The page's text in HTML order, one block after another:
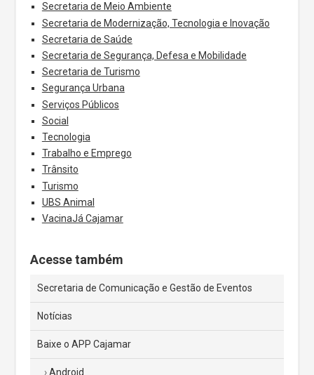
Secretaria de Meio Ambiente
Secretaria de Modernização, Tecnologia e Inovação
Secretaria de Saúde
Secretaria de Segurança, Defesa e Mobilidade
Secretaria de Turismo
Segurança Urbana
Serviços Públicos
Social
Tecnologia
Trabalho e Emprego
Trânsito
Turismo
UBS Animal
VacinaJá Cajamar
Acesse também
Secretaria de Comunicação e Gestão de Eventos
Notícias
Baixe o APP Cajamar
Android